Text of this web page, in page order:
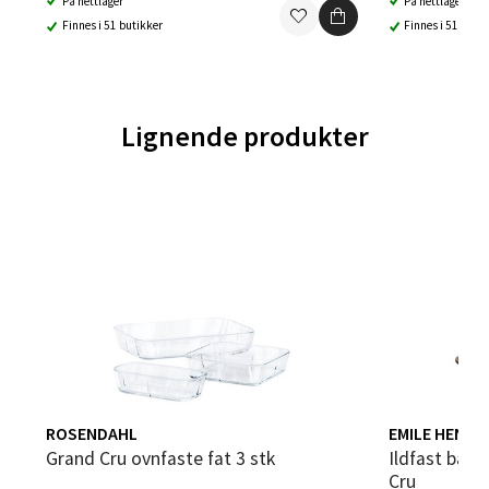
Finnes i 51 butikker
Finnes i 51
Lignende produkter
ROSENDAHL
Grand Cru ovnfaste fat 3 stk
EMILE HENRY
Ildfast baguetteform 40x23 cm Grand
Cru
Trondheim - Sirkus Shopping
Ski - Thon Senter Ski
Ski Storsenter, Jernbanesvingen 6, 1400 Ski
Åpent i dag 10-21
0 i butikk